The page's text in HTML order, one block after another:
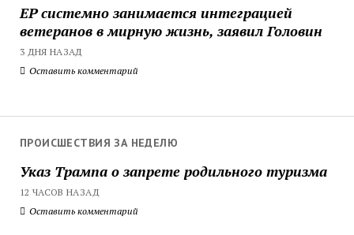
ЕР системно занимается интеграцией
ветеранов в мирную жизнь, заявил Головин
3 ДНЯ НАЗАД
Оставить комментарий
ПРОИСШЕСТВИЯ ЗА НЕДЕЛЮ
Указ Трампа о запрете родильного туризма
12 ЧАСОВ НАЗАД
Оставить комментарий